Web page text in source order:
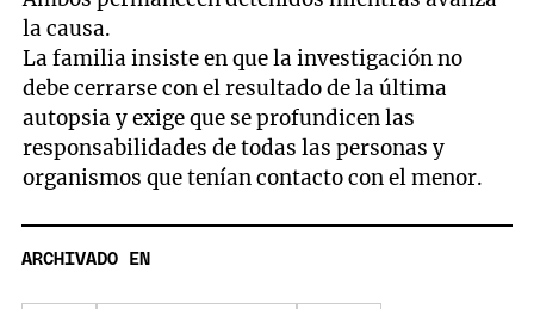
la causa.
La familia insiste en que la investigación no
debe cerrarse con el resultado de la última
autopsia y exige que se profundicen las
responsabilidades de todas las personas y
organismos que tenían contacto con el menor.
ARCHIVADO EN